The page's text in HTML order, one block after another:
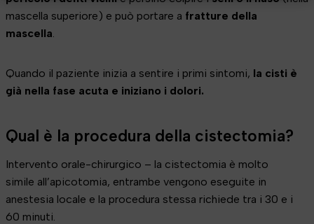
mascella superiore) e può portare a fratture della
mascella.
Quando il paziente inizia a sentire i primi sintomi, la cisti è
già nella fase acuta e iniziano i dolori.
Qual è la procedura della cistectomia?
Intervento orale-chirurgico – la cistectomia è molto
simile all’apicotomia, entrambe vengono eseguite in
anestesia locale e la procedura stessa richiede tra i 30 e i
60 minuti.